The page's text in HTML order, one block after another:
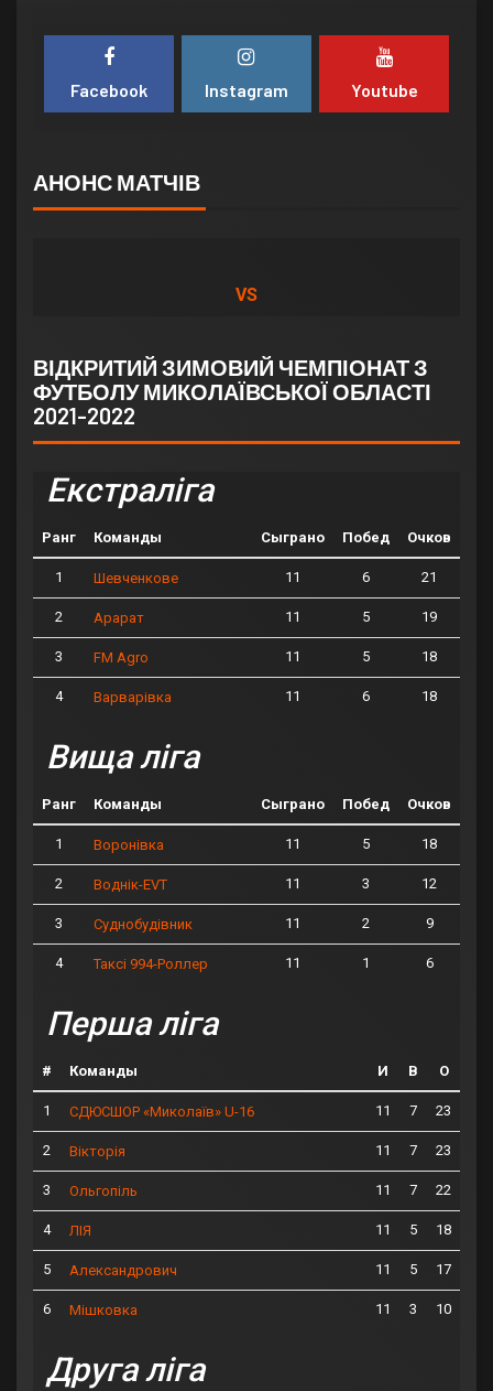
Facebook Instagram Youtube
АНОНС МАТЧІВ
VS
ВІДКРИТИЙ ЗИМОВИЙ ЧЕМПІОНАТ З
ФУТБОЛУ МИКОЛАЇВСЬКОЇ ОБЛАСТІ
2021-2022
Екстраліга
Ранг Команды Сыграно Побед Очков
1 Шевченкове 11 6 21
2 Арарат 11 5 19
3 FM Agro 11 5 18
4 Варварівка 11 6 18
Вища ліга
Ранг Команды Сыграно Побед Очков
1 Воронівка 11 5 18
2 Воднік-EVT 11 3 12
3 Суднобудівник 11 2 9
4 Таксі 994-Роллер 11 1 6
Перша ліга
# Команды И В О
1 СДЮСШОР «Миколаїв» U-16 11 7 23
2 Вікторія 11 7 23
3 Ольгопіль 11 7 22
4 ЛІЯ 11 5 18
5 Александрович 11 5 17
6 Мішковка 11 3 10
Друга ліга